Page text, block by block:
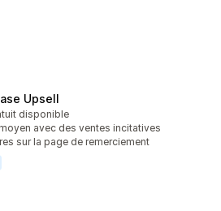
Upsell
disponible
avec des ventes incitatives
sur la page de remerciement